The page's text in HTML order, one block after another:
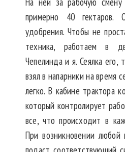
примерно 40 гектаров.
удобрения. Чтобы не
техника, работаем в
Чепелинда и я. Сеялка его,
взял в напарники на время
легко. В кабине трактора
который контролирует
все, что происходит в
При возникновении